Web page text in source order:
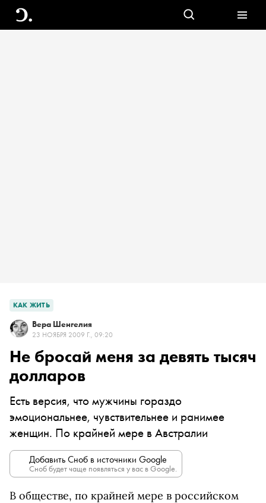
КАК ЖИТЬ
Вера Шенгелия
23 НОЯБРЯ 2009 Г., 09:20
Не бросай меня за девять тысяч
долларов
Есть версия, что мужчины гораздо
эмоциональнее, чувствительнее и ранимее
женщин. По крайней мере в Австралии
Добавить Сноб в источники Google
Сноб будет чаще появляться у вас в Google.
В обществе, по крайней мере в российском